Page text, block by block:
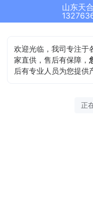
欢迎光临，我司专注于
家直供，售后有保障，
后有专业人员为您提供
正